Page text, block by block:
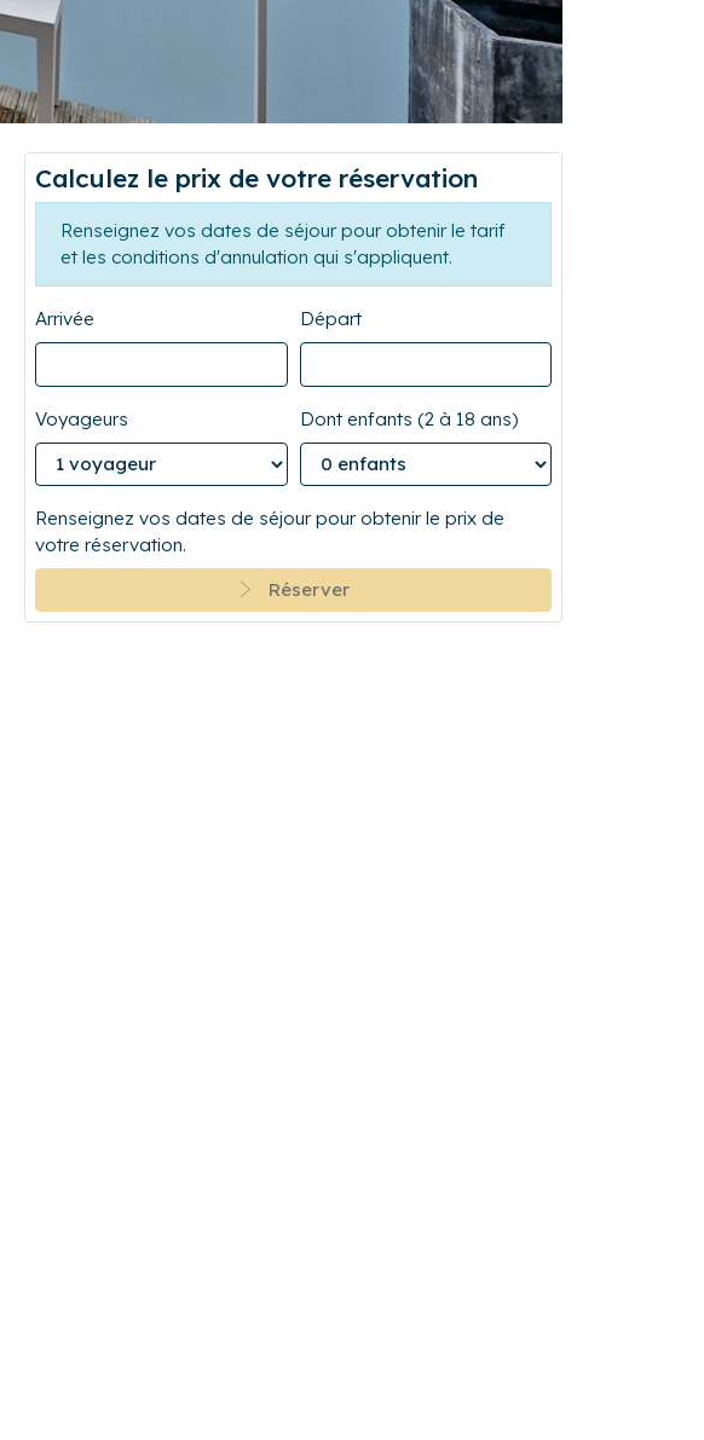
Calculez le prix de votre réservation
Renseignez vos dates de séjour pour obtenir le tarif
et les conditions d'annulation qui s'appliquent.
Arrivée Départ
Voyageurs Dont enfants (2 à 18 ans)
Renseignez vos dates de séjour pour obtenir le prix de
votre réservation.
Réserver